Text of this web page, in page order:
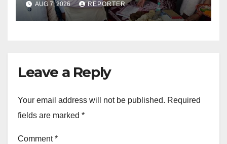
AUG 7, 2026 REPORTER
Leave a Reply
Your email address will not be published. Required
fields are marked *
Comment*